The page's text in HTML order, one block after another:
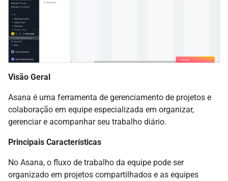
Visão Geral
Asana é uma ferramenta de gerenciamento de projetos e
colaboração em equipe especializada em organizar,
gerenciar e acompanhar seu trabalho diário.
Principais Características
No Asana, o fluxo de trabalho da equipe pode ser
organizado em projetos compartilhados e as equipes